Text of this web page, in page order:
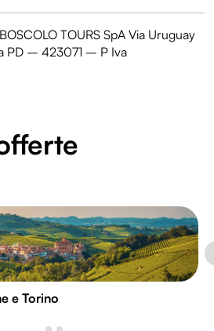
TOURS SpA Via Uruguay
PD – 423071 – P Iva
e Torino